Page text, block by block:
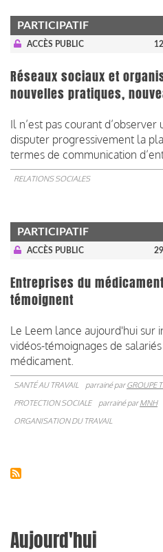
PARTICIPATIF
ACCÈS PUBLIC
Réseaux sociaux et
nouvelles pratiques,
Il n’est pas courant
disputer progressivement la
termes de communication
RELATIONS SOCIALES
PARTICIPATIF
ACCÈS PUBLIC
Entreprises du
témoignent
Le Leem lance aujourd'hui sur
vidéos-témoignages de
médicament.
SANTÉ AU TRAVAIL parrainé parGROUPE
PROTECTION SOCIALE
parrainé parMNH
ORGANISATION DU TRAVAIL
Aujourd'hui